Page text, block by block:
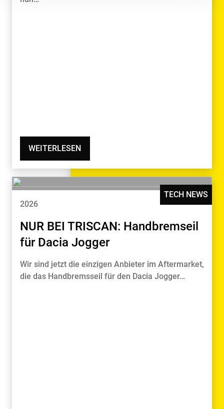
WEITERLESEN
TECH NEWS
2026
NUR BEI TRISCAN: Handbremseil
für Dacia Jogger
Wir sind jetzt die einzigen Anbieter im Aftermarket,
die das Handbremsseil für den Dacia Jogger…